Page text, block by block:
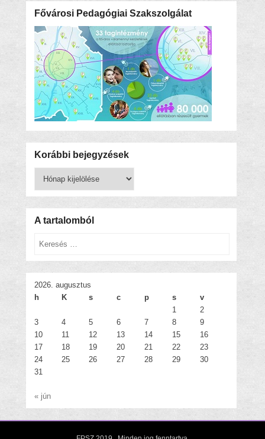
Fővárosi Pedagógiai Szakszolgálat
Korábbi bejegyzések
bejegyzések
A tartalomból
Keresés
2026. augusztus
h
K s c p s
v
1
2
3
4 5 6 7 8
9
10
11 12 13 14 15
16
17
18 19 20 21 22
23
24
25 26 27 28 29
30
31
« jún